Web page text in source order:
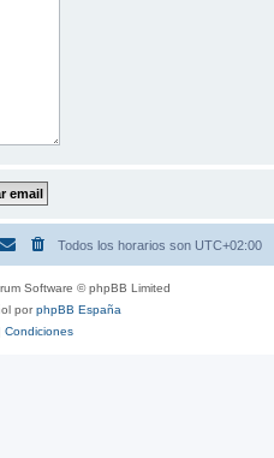
Todos los horarios son UTC+02:00
Software © phpBB Limited
porphpBB España
Condiciones